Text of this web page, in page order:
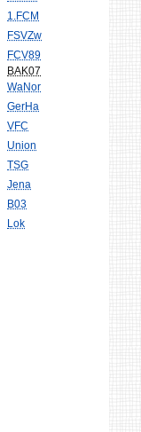
1.FCM
FSVZw
FCV89
BAK07
WaNor
GerHa
VFC
Union
TSG
Jena
B03
Lok